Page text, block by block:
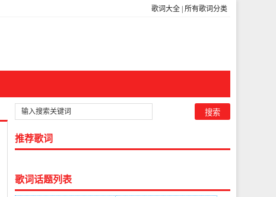
歌词大全 所有歌词分类
推荐歌词
歌词话题列表